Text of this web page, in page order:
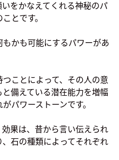
をかなえてくれる神秘のパ
とです。
かも可能にするパワーがあ
ことによって、その人の意
備えている潜在能力を増幅
パワーストーンです。
果は、昔から言い伝えられ
石の種類によってそれぞれ